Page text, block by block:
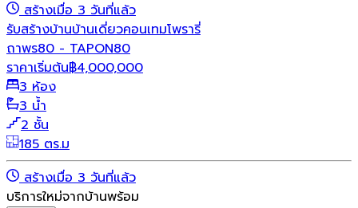
สร้างเมื่อ 3 วันที่แล้ว
รับสร้างบ้านบ้านเดี่ยวคอนเทมโพรารี่
ถาพร80 - TAPON80
ราคาเริ่มต้น฿4,000,000
3 ห้อง
3 น้ำ
2 ชั้น
185 ตร.ม
สร้างเมื่อ 3 วันที่แล้ว
บริการใหม่จากบ้านพร้อม